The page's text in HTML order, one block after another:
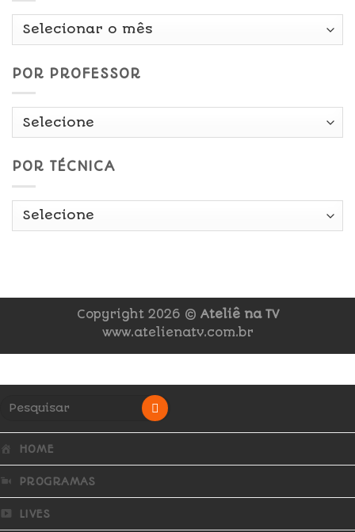
Por
POR PROFESSOR
POR TÉCNICA
Copyright 2026 © Ateliê na TV
www.atelienatv.com.br
HOME
PROGRAMAS
LIVES